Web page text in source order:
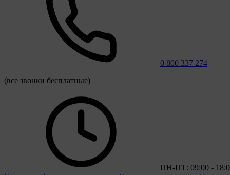
0 800 337 274
(все звонки бесплатные)
ПН-ПТ: 09:00 -